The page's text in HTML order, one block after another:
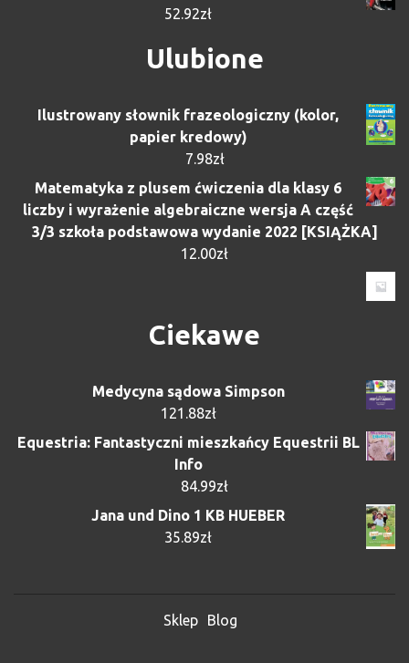
52.92zł
Ulubione
Ilustrowany słownik frazeologiczny (kolor,
papier kredowy)
7.98zł
Matematyka z plusem ćwiczenia dla klasy 6
liczby i wyrażenie algebraiczne wersja A część
3/3 szkoła podstawowa wydanie 2022 [KSIĄŻKA]
12.00zł
Ciekawe
Medycyna sądowa Simpson
121.88zł
Equestria: Fantastyczni mieszkańcy Equestrii BL
Info
84.99zł
Jana und Dino 1 KB HUEBER
35.89zł
Sklep Blog